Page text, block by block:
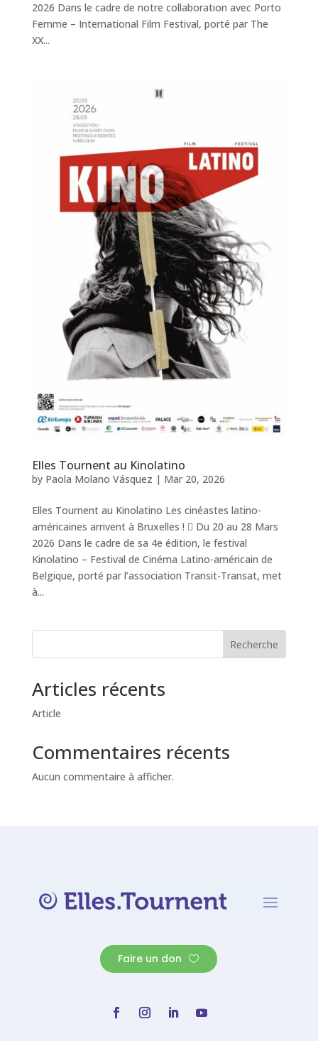
2026 Dans le cadre de notre collaboration avec Porto
Femme – International Film Festival, porté par The
XX...
Elles Tournent au Kinolatino
by Paola Molano Vásquez | Mar 20, 2026
Elles Tournent au Kinolatino Les cinéastes latino-
américaines arrivent à Bruxelles !  Du 20 au 28 Mars
2026 Dans le cadre de sa 4e édition, le festival
Kinolatino – Festival de Cinéma Latino-américain de
Belgique, porté par l’association Transit-Transat, met
à...
Recherche
Articles récents
Article
Commentaires récents
Aucun commentaire à afficher.
Faire un don